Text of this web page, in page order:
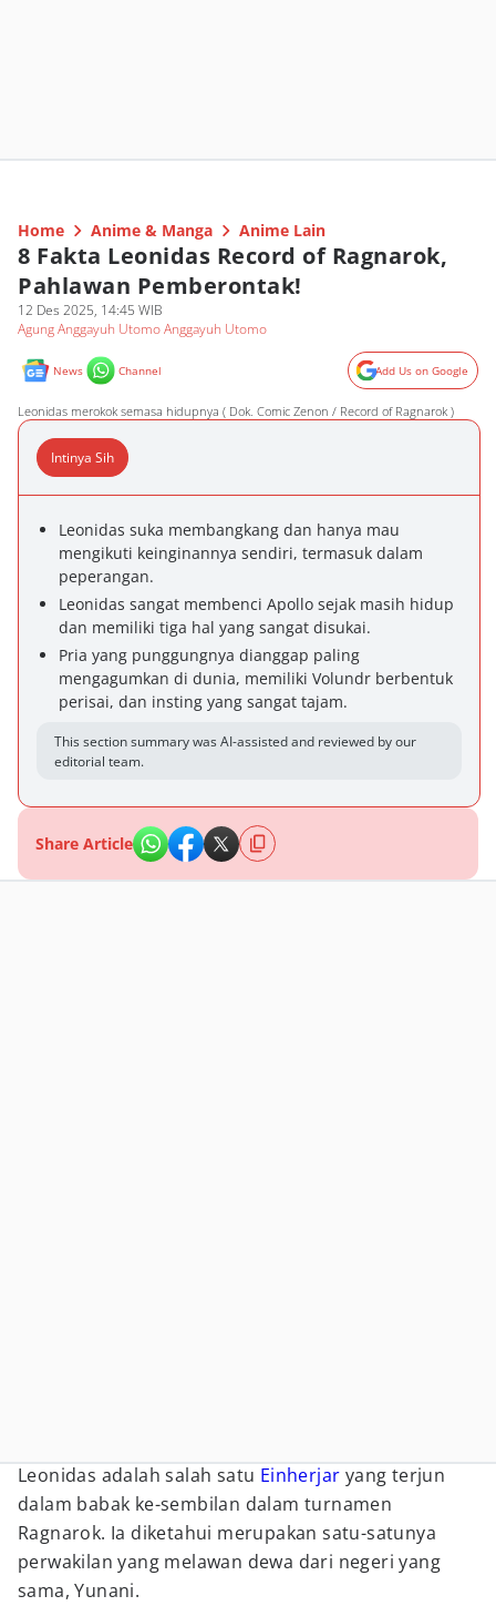
Home Anime & Manga Anime Lain
8 Fakta Leonidas Record of Ragnarok,
Pahlawan Pemberontak!
12 Des 2025, 14:45 WIB
Agung Anggayuh Utomo Anggayuh Utomo
News Channel Add Us on Google
Leonidas merokok semasa hidupnya ( Dok. Comic Zenon / Record of Ragnarok )
Intinya Sih
Leonidas suka membangkang dan hanya mau
mengikuti keinginannya sendiri, termasuk dalam
peperangan.
Leonidas sangat membenci Apollo sejak masih hidup
dan memiliki tiga hal yang sangat disukai.
Pria yang punggungnya dianggap paling
mengagumkan di dunia, memiliki Volundr berbentuk
perisai, dan insting yang sangat tajam.
This section summary was AI-assisted and reviewed by our
editorial team.
Share Article
Leonidas adalah salah satu Einherjar yang terjun
dalam babak ke-sembilan dalam turnamen
Ragnarok. Ia diketahui merupakan satu-satunya
perwakilan yang melawan dewa dari negeri yang
sama, Yunani.